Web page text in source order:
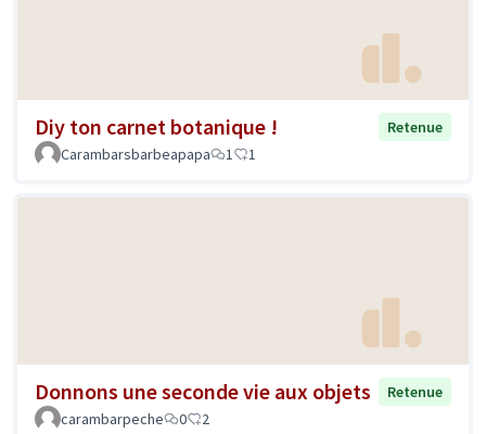
Diy ton carnet botanique !
Retenue
Carambarsbarbeapapa
1 1
Donnons une seconde vie aux objets
Retenue
carambarpeche
0 2